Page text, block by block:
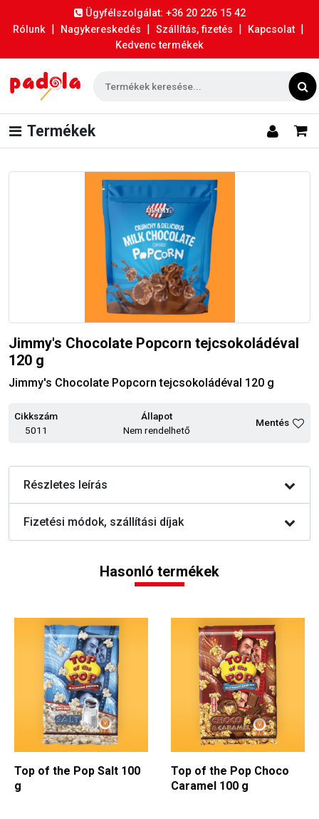
Ügyfélszolgálat: +36 20 226 15 42
Rólunk | Nagykereskedés | Szállítás, fizetés | Kapcsolat |
Kedvenc termékek
Termékek
Jimmy's Chocolate Popcorn tejcsokoládéval
120 g
Jimmy's Chocolate Popcorn tejcsokoládéval 120 g
Cikkszám
5011
Állapot
Nem rendelhető
Mentés
Részletes leírás
Fizetési módok, szállítási díjak
Hasonló termékek
Top of the Pop Salt 100
g
Top of the Pop Choco
Caramel 100 g